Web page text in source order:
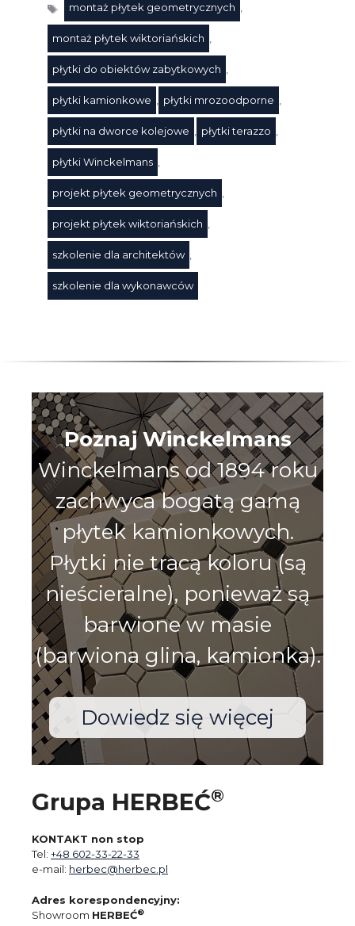
montaż płytek geometrycznych ,
montaż płytek wiktoriańskich ,
płytki do obiektów zabytkowych ,
płytki kamionkowe , płytki mrozoodporne ,
płytki na dworce kolejowe , płytki terazzo ,
płytki Winckelmans ,
projekt płytek geometrycznych ,
projekt płytek wiktoriańskich ,
szkolenie dla architektów ,
szkolenie dla wykonawców
Poznaj Winckelmans
Winckelmans od 1894 roku
zachwyca bogatą gamą
płytek kamionkowych.
Płytki nie tracą koloru (są
nieścieralne), ponieważ są
barwione w masie
(barwiona glina, kamionka).
Dowiedz się więcej
Grupa HERBEĆ®
KONTAKT non stop
Tel: +48 602-33-22-33
e-mail: herbec@herbec.pl
Adres korespondencyjny:
Showroom HERBEĆ®